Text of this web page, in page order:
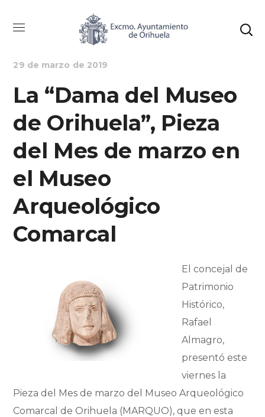
NOTICIAS PATRIMONIO HISTÓRICO
29 de marzo de 2019
La “Dama del Museo
de Orihuela”, Pieza
del Mes de marzo en
el Museo
Arqueológico
Comarcal
El concejal de
Patrimonio
Histórico,
Rafael
Almagro,
presentó este
viernes la
Pieza del Mes de marzo del Museo Arqueológico
Comarcal de Orihuela (MARQUO), que en esta